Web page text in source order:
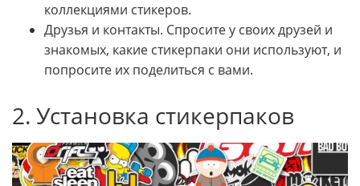
коллекциями стикеров.
Друзья и контакты. Спросите у своих друзей и
знакомых, какие стикерпаки они используют, и
попросите их поделиться с вами.
2. Установка стикерпаков